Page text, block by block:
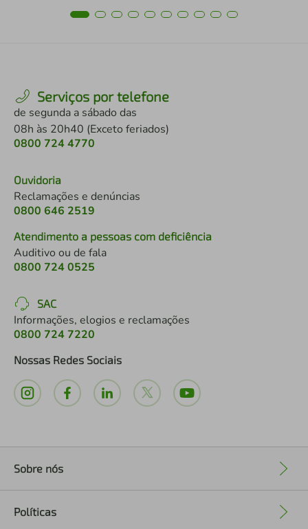
Serviços por telefone
de segunda a sábado das
08h às 20h40 (Exceto feriados)
0800 724 4770
Ouvidoria
Reclamações e denúncias
0800 646 2519
Atendimento a pessoas com deficiência
Auditivo ou de fala
0800 724 0525
SAC
Informações, elogios e reclamações
0800 724 7220
Nossas Redes Sociais
Sobre nós
Políticas